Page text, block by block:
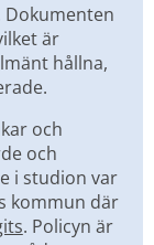
Dokumenten
är
hållna,
och
och
i studion var
Åsa Carlstein, måltidschef i Grästorps kommun där
. Policyn är